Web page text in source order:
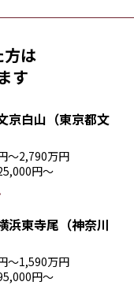
方は
す
京白山（東京都文
〜2,790万円
円〜
浜東寺尾（神奈川
〜1,590万円
円〜